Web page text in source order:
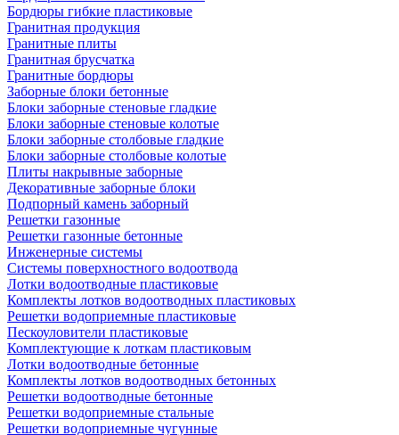
Бордюры гибкие пластиковые
Гранитная продукция
Гранитные плиты
Гранитная брусчатка
Гранитные бордюры
Заборные блоки бетонные
Блоки заборные стеновые гладкие
Блоки заборные стеновые колотые
Блоки заборные столбовые гладкие
Блоки заборные столбовые колотые
Плиты накрывные заборные
Декоративные заборные блоки
Подпорный камень заборный
Решетки газонные
Решетки газонные бетонные
Инженерные системы
Системы поверхностного водоотвода
Лотки водоотводные пластиковые
Комплекты лотков водоотводных пластиковых
Решетки водоприемные пластиковые
Пескоуловители пластиковые
Комплектующие к лоткам пластиковым
Лотки водоотводные бетонные
Комплекты лотков водоотводных бетонных
Решетки водоотводные бетонные
Решетки водоприемные стальные
Решетки водоприемные чугунные